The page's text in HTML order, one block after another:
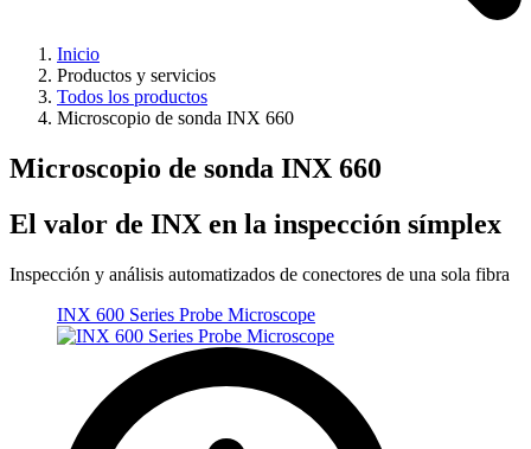
Inicio
Productos y servicios
Todos los productos
Microscopio de sonda INX 660
Microscopio de sonda INX 660
El valor de INX en la inspección símplex
Inspección y análisis automatizados de conectores de una sola fibra
INX 600 Series Probe Microscope